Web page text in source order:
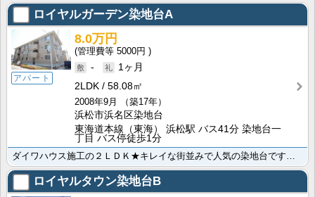
ロイヤルガーデン染地台A
アパート
8.0万円
5000円
-
1ヶ月
2LDK
58.08㎡
2008年9月
（築17年）
浜松市浜名区染地台
東海道本線（東海） 浜松駅 バス41分 染地台一
丁目 バス停徒歩1分
ダイワハウス施工の２ＬＤＫ★キレイな街並みで人気の染地台です！ゆったりつかれる一坪風呂に、豊富な収納･･･
ロイヤルタウン染地台B